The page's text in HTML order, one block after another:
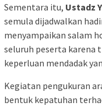
Sementara itu, Ustadz
semula dijadwalkan
menyampaikan salam
seluruh peserta karena
keperluan mendadak
Kegiatan pengukuran
bentuk kepatuhan